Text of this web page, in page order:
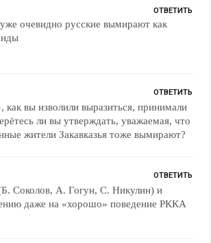
ОТВЕТИТЬ
вы изволили выразиться, принимали
ли вы утверждать, уважаемая, что
жители Закавказья тоже вымирают?
ОТВЕТИТЬ
Соколов, А. Гогун, С. Никулин) и
даже на «хорошо» поведение РККА
ОТВЕТИТЬ